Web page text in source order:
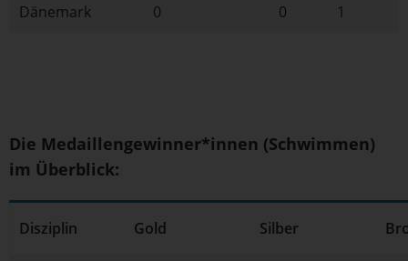
Dänemark
0 0 1
Die Medaillengewinner*innen (Schwimmen)
im Überblick:
Disziplin Gold Silber